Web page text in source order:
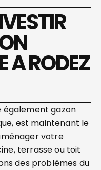
A RODEZ
également gazon
est maintenant le
votre
terrasse ou toit
des problèmes du